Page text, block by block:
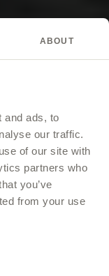
ABOUT
and ads, to
our traffic.
of our site with
partners who
you’ve
from your use